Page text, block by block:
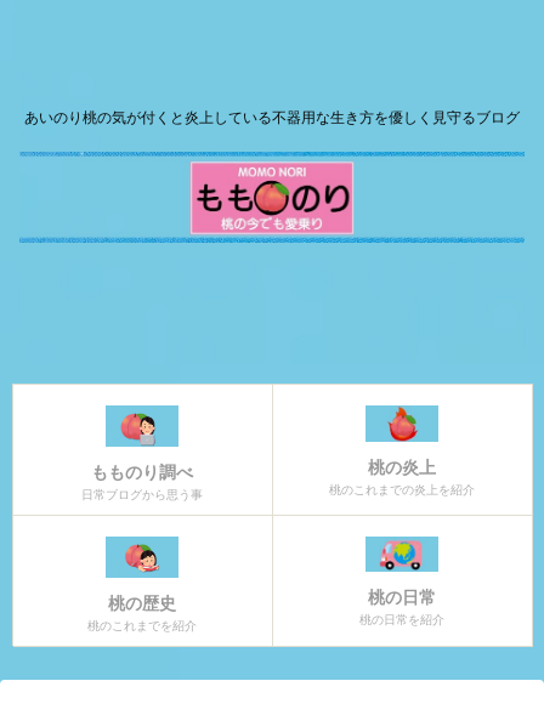
あいのり桃の気が付くと炎上している不器用な生き方を優しく見守るブログ
もものり調べ
日常ブログから思う事
桃の炎上
桃のこれまでの炎上を紹介
桃の歴史
桃のこれまでを紹介
桃の日常
桃の日常を紹介